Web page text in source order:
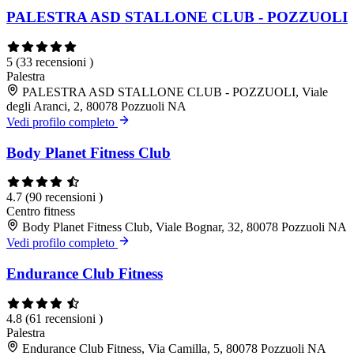
PALESTRA ASD STALLONE CLUB - POZZUOLI
5 (33 recensioni )
Palestra
PALESTRA ASD STALLONE CLUB - POZZUOLI, Viale
degli Aranci, 2, 80078 Pozzuoli NA
Vedi profilo completo
Body Planet Fitness Club
4.7 (90 recensioni )
Centro fitness
Body Planet Fitness Club, Viale Bognar, 32, 80078 Pozzuoli NA
Vedi profilo completo
Endurance Club Fitness
4.8 (61 recensioni )
Palestra
Endurance Club Fitness, Via Camilla, 5, 80078 Pozzuoli NA